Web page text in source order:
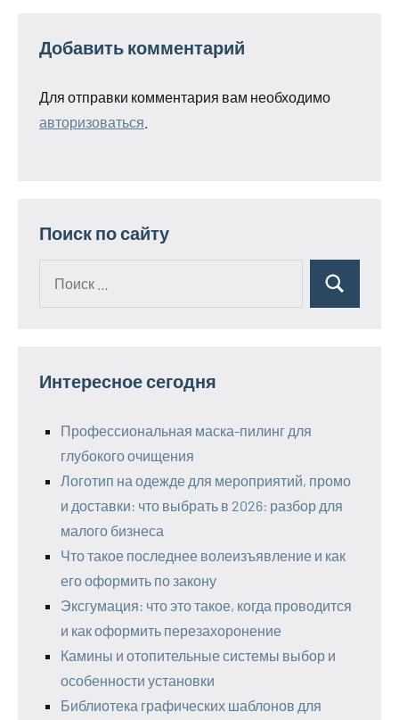
Добавить комментарий
Для отправки комментария вам необходимо
авторизоваться
Поиск по сайту
Поиск
Интересное сегодня
Профессиональная маска-пилинг для
глубокого очищения
Логотип на одежде для мероприятий, промо
и доставки: что выбрать в 2026: разбор для
малого бизнеса
Что такое последнее волеизъявление и как
его оформить по закону
Эксгумация: что это такое, когда проводится
и как оформить перезахоронение
Камины и отопительные системы выбор и
особенности установки
Библиотека графических шаблонов для